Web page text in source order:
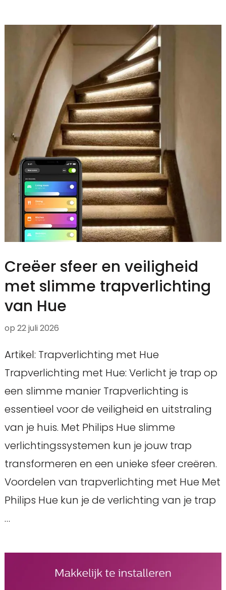
Creëer sfeer en veiligheid
met slimme trapverlichting
van Hue
op 22 juli 2026
Artikel: Trapverlichting met Hue
Trapverlichting met Hue: Verlicht je trap op
een slimme manier Trapverlichting is
essentieel voor de veiligheid en uitstraling
van je huis. Met Philips Hue slimme
verlichtingssystemen kun je jouw trap
transformeren en een unieke sfeer creëren.
Voordelen van trapverlichting met Hue Met
Philips Hue kun je de verlichting van je trap
…